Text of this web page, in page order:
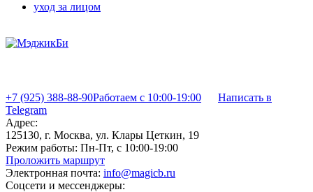
уход за лицом
+7 (925) 388-88-90Работаем с 10:00-19:00
Написать в
Telegram
Адрес:
125130, г. Москва, ул. Клары Цеткин, 19
Режим работы: Пн-Пт, с 10:00-19:00
Проложить маршрут
Электронная почта: info@magicb.ru
Соцсети и мессенджеры: